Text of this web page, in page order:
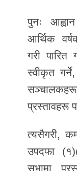
पुनः
आर्थिक
गरी पारित
स्वीकृत
प्रस्तावहरू
त्यसैगरी,
उपदफा
सभामा